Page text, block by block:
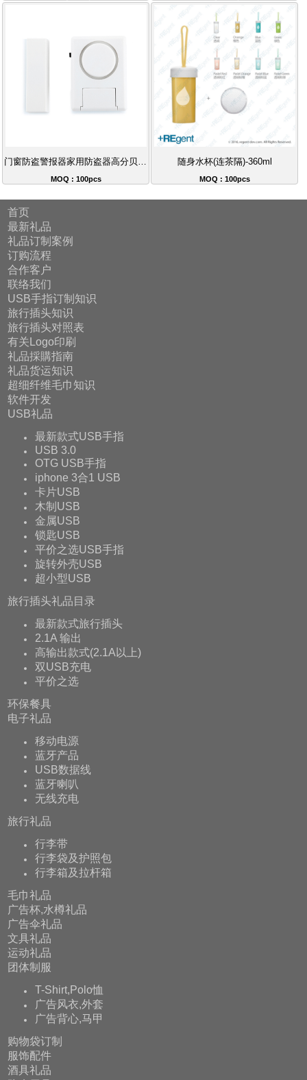
MOQ : 100pcs
随身水杯(连茶隔)-360ml
MOQ : 100pcs
首页
最新礼品
礼品订制案例
订购流程
合作客户
联络我们
USB手指订制知识
旅行插头知识
旅行插头对照表
有关Logo印刷
礼品採購指南
礼品货运知识
超细纤维毛巾知识
软件开发
USB礼品
最新款式USB手指
USB 3.0
OTG USB手指
iphone 3合1 USB
卡片USB
木制USB
金属USB
锁匙USB
平价之选USB手指
旋转外壳USB
超小型USB
旅行插头礼品目录
最新款式旅行插头
2.1A 输出
高输出款式(2.1A以上)
双USB充电
平价之选
环保餐具
电子礼品
移动电源
蓝牙产品
USB数据线
蓝牙喇叭
无线充电
旅行礼品
行李带
行李袋及护照包
行李箱及拉杆箱
毛巾礼品
广告杯,水樽礼品
广告伞礼品
文具礼品
运动礼品
团体制服
T-Shirt,Polo恤
广告风衣,外套
广告背心,马甲
购物袋订制
服饰配件
酒具礼品